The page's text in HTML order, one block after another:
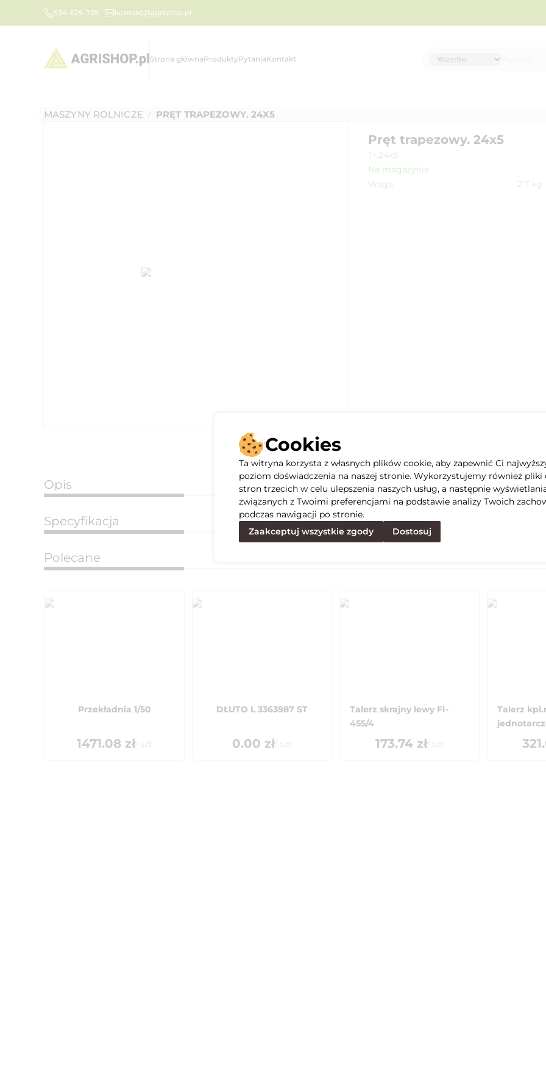
534-625-735 kontakt@agrishop.pl
Strona głównaProduktyPytaniaKontakt
MASZYNY ROLNICZE / PRĘT TRAPEZOWY. 24X5
Pręt trapezowy. 24x5
Tr.24x5
Na magazynie
Waga
2.7 kg
Opis
Specyfikacja
Polecane
Przekładnia 1/50
1471.08 zł/ szt
DŁUTO L 3363987 ST
0.00 zł/ szt
Talerz skrajny lewy FI-
455/4
173.74zł/ szt
Talerz
Cookies
Ta witryna korzysta z własnych plików cookie, aby zapewnić Ci
poziom doświadczenia na naszej stronie. Wykorzystujemy również pliki
stron trzecich w celu ulepszenia naszych usług, a następnie
związanych z Twoimi preferencjami na podstawie analizy Twoich
podczas nawigacji po stronie.
Zaakceptuj wszystkie zgody
Dostosuj